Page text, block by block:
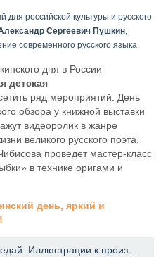
российской культуры и русского
Сергеевич Пушкин
современного русского языка.
дня в России
детская
ряд мероприятий. День
обзора у книжной выставки
видеоролик в жанре
великого русского поэта.
проведет мастер-класс
в технике оригами и
день, яркий и
← Выставка «Анатолий Федай. Иллюстрации к произведениям Леонида Андреева»